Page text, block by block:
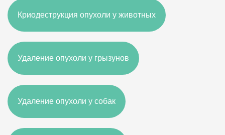
Криодеструкция опухоли у животных
Удаление опухоли у грызунов
Удаление опухоли у собак